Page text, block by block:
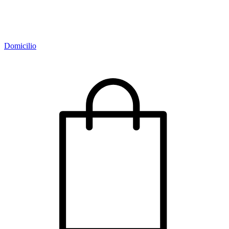
Domicilio